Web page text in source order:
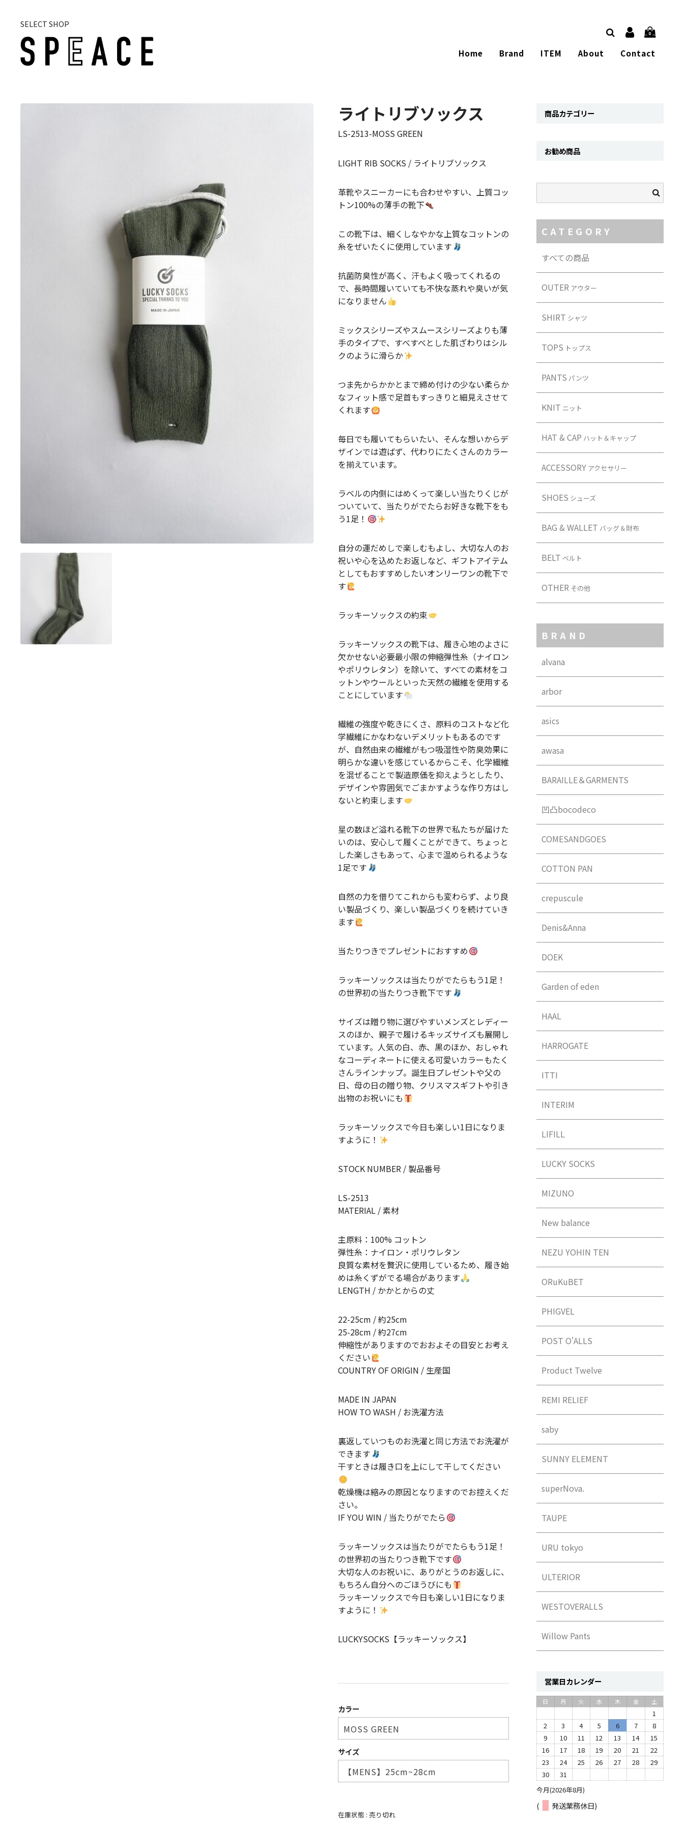
SELECT SHOP
0
Home Brand ITEM About Contact
ライトリブソックス
LS-2513-MOSS GREEN
LIGHT RIB SOCKS / ライトリブソックス
革靴やスニーカーにも合わせやすい、上質コッ
トン100%の薄手の靴下
この靴下は、細くしなやかな上質なコットンの
糸をぜいたくに使用しています
抗菌防臭性が高く、汗もよく吸ってくれるの
で、長時間履いていても不快な蒸れや臭いが気
になりません
ミックスシリーズやスムースシリーズよりも薄
手のタイプで、すべすべとした肌ざわりはシル
クのように滑らか
つま先からかかとまで締め付けの少ない柔らか
なフィット感で足首もすっきりと細見えさせて
くれます
毎日でも履いてもらいたい、そんな想いからデ
ザインでは遊ばず、代わりにたくさんのカラー
を揃えています。
ラベルの内側にはめくって楽しい当たりくじが
ついていて、当たりがでたらお好きな靴下をも
う1足！
自分の運だめしで楽しむもよし、大切な人のお
祝いや心を込めたお返しなど、ギフトアイテム
としてもおすすめしたいオンリーワンの靴下で
す
ラッキーソックスの約束
ラッキーソックスの靴下は、履き心地のよさに
欠かせない必要最小限の伸縮弾性糸（ナイロン
やポリウレタン）を除いて、すべての素材をコ
ットンやウールといった天然の繊維を使用する
ことにしています
繊維の強度や乾きにくさ、原料のコストなど化
学繊維にかなわないデメリットもあるのです
が、自然由来の繊維がもつ吸湿性や防臭効果に
明らかな違いを感じているからこそ、化学繊維
を混ぜることで製造原価を抑えようとしたり、
デザインや雰囲気でごまかすような作り方はし
ないと約束します
星の数ほど溢れる靴下の世界で私たちが届けた
いのは、安心して履くことができて、ちょっと
した楽しさもあって、心まで温められるような
1足です
自然の力を借りてこれからも変わらず、より良
い製品づくり、楽しい製品づくりを続けていき
ます
当たりつきでプレゼントにおすすめ
ラッキーソックスは当たりがでたらもう1足！
の世界初の当たりつき靴下です
サイズは贈り物に選びやすいメンズとレディー
スのほか、親子で履けるキッズサイズも展開し
ています。人気の白、赤、黒のほか、おしゃれ
なコーディネートに使える可愛いカラーもたく
さんラインナップ。誕生日プレゼントや父の
日、母の日の贈り物、クリスマスギフトや引き
出物のお祝いにも
ラッキーソックスで今日も楽しい1日になりま
すように！
STOCK NUMBER / 製品番号
LS-2513
MATERIAL / 素材
主原料：100% コットン
弾性糸：ナイロン・ポリウレタン
良質な素材を贅沢に使用しているため、履き始
めは糸くずがでる場合があります
LENGTH / かかとからの丈
22-25cm / 約25cm
25-28cm / 約27cm
伸縮性がありますのでおおよその目安とお考え
ください
COUNTRY OF ORIGIN / 生産国
MADE IN JAPAN
HOW TO WASH / お洗濯方法
裏返していつものお洗濯と同じ方法でお洗濯が
できます
干すときは履き口を上にして干してください
乾燥機は縮みの原因となりますのでお控えくだ
さい。
IF YOU WIN / 当たりがでたら
ラッキーソックスは当たりがでたらもう1足！
の世界初の当たりつき靴下です
大切な人のお祝いに、ありがとうのお返しに、
もちろん自分へのごほうびにも
ラッキーソックスで今日も楽しい1日になりま
すように！
LUCKYSOCKS【ラッキーソックス】
カラー
サイズ
在庫状態 : 売り切れ
商品カテゴリー
お勧め商品
CATEGORY
すべての商品
OUTERアウター
SHIRT シャツ
TOPS トップス
PANTS パンツ
KNIT ニット
HAT & CAP ハット＆キャップ
ACCESSORYアクセサリー
SHOES シューズ
BAG & WALLET バッグ＆財布
BELT ベルト
OTHERその他
BRAND
alvana
arbor
asics
awasa
BARAILLE＆GARMENTS
凹凸bocodeco
COMESANDGOES
COTTON PAN
crepuscule
Denis&Anna
DOEK
Garden of eden
HAAL
HARROGATE
ITTI
INTERIM
LIFILL
LUCKY SOCKS
MIZUNO
New balance
NEZU YOHIN TEN
ORuKuBET
PHIGVEL
POST O'ALLS
Product Twelve
REMI RELIEF
saby
SUNNY ELEMENT
superNova.
TAUPE
URU tokyo
ULTERIOR
WESTOVERALLS
Willow Pants
営業日カレンダー
今月(2026年8月)
日 月 火 水 木 金 土
1
2
3 4 5 6 7
8
9
10 11 12 13 14
15
16
17 18 19 20 21
22
23
24 25 26 27 28
29
30
31
( 発送業務休日)